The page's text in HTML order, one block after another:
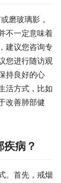
磨玻璃影，
不一定意味着
建议您咨询专
您进行随访观
持良好的心
活方式，比如
改善肺部健
病？
。首先，戒烟